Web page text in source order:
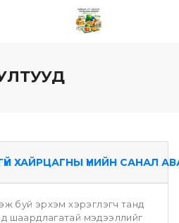
ХАЙРЦАГНЫ ҮНИЙН САНАЛ
буй эрхэм хэрэглэгч танд
шаардлагатай мэдээллийг